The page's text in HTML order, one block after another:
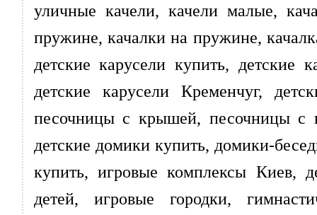
уличные качели, качели малые,
пружине, качалки на пружине,
детские карусели купить, детские
детские карусели Кременчуг,
песочницы с крышей, песочницы с
детские домики купить, домики-
купить, игровые комплексы Киев,
детей, игровые городки,